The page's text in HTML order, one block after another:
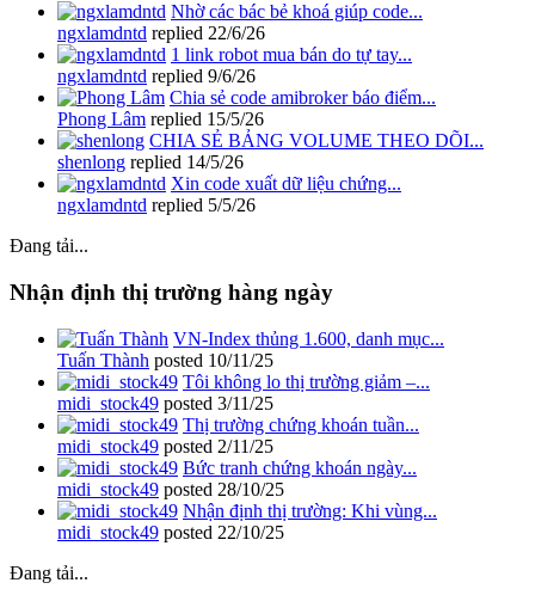
Nhờ các bác bẻ khoá giúp code...
ngxlamdntd replied 22/6/26
1 link robot mua bán do tự tay...
ngxlamdntd replied 9/6/26
Chia sẻ code amibroker báo điểm...
Phong Lâm replied 15/5/26
CHIA SẺ BẢNG VOLUME THEO DÕI...
shenlong replied 14/5/26
Xin code xuất dữ liệu chứng...
ngxlamdntd replied 5/5/26
Đang tải...
Nhận định thị trường hàng ngày
VN-Index thủng 1.600, danh mục...
Tuấn Thành posted 10/11/25
Tôi không lo thị trường giảm –...
midi_stock49 posted 3/11/25
Thị trường chứng khoán tuần...
midi_stock49 posted 2/11/25
Bức tranh chứng khoán ngày...
midi_stock49 posted 28/10/25
Nhận định thị trường: Khi vùng...
midi_stock49 posted 22/10/25
Đang tải...